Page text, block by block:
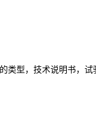
类型，技术说明书，